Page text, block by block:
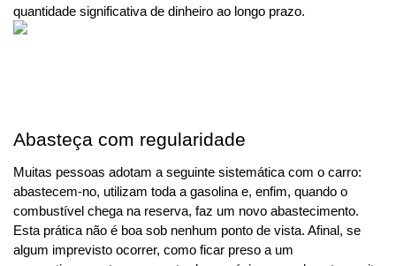
quantidade significativa de dinheiro ao longo prazo.
Abasteça com regularidade
Muitas pessoas adotam a seguinte sistemática com o carro:
abastecem-no, utilizam toda a gasolina e, enfim, quando o
combustível chega na reserva, faz um novo abastecimento.
Esta prática não é boa sob nenhum ponto de vista. Afinal, se
algum imprevisto ocorrer, como ficar preso a um